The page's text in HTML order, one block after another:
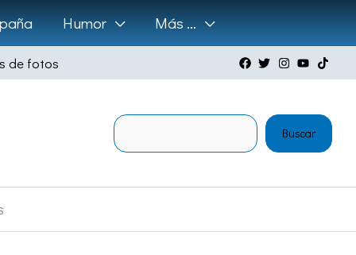
Humor Más …
de fotos
Buscar